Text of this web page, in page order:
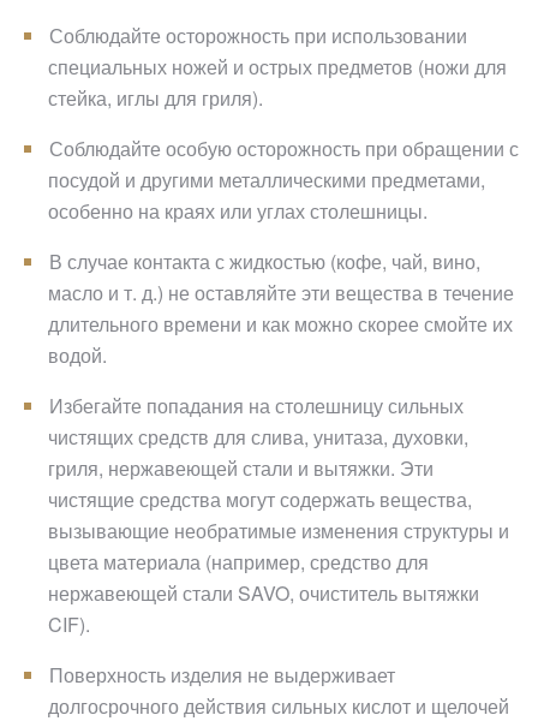
Соблюдайте осторожность при использовании
специальных ножей и острых предметов (ножи для
стейка, иглы для гриля).
Соблюдайте особую осторожность при обращении с
посудой и другими металлическими предметами,
особенно на краях или углах столешницы.
В случае контакта с жидкостью (кофе, чай, вино,
масло и т. д.) не оставляйте эти вещества в течение
длительного времени и как можно скорее смойте их
водой.
Избегайте попадания на столешницу сильных
чистящих средств для слива, унитаза, духовки,
гриля, нержавеющей стали и вытяжки. Эти
чистящие средства могут содержать вещества,
вызывающие необратимые изменения структуры и
цвета материала (например, средство для
нержавеющей стали SAVO, очиститель вытяжки
CIF).
Поверхность изделия не выдерживает
долгосрочного действия сильных кислот и щелочей